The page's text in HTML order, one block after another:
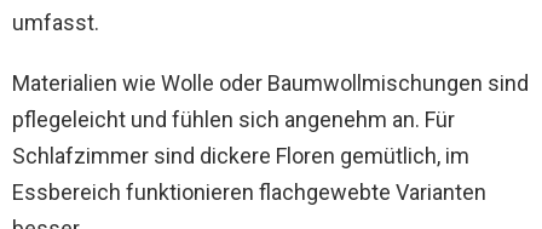
umfasst.
Materialien wie Wolle oder Baumwollmischungen sind
pflegeleicht und fühlen sich angenehm an. Für
Schlafzimmer sind dickere Floren gemütlich, im
Essbereich funktionieren flachgewebte Varianten